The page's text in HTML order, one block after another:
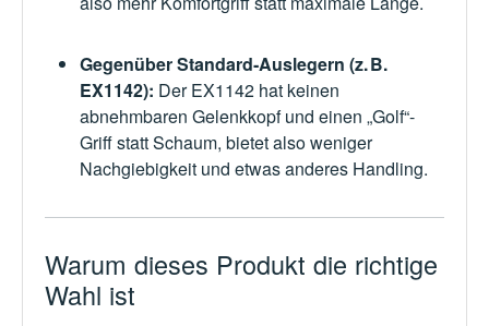
Gegenüber Standard‑Auslegern (z. B.
EX1142): Der EX1142 hat keinen
abnehmbaren Gelenkkopf und einen „Golf“-
Griff statt Schaum, bietet also weniger
Nachgiebigkeit und etwas anderes Handling.
Warum dieses Produkt die richtige
Wahl ist